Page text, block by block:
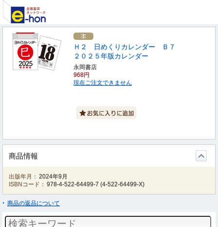
Ｈ２ 日めくりカレンダー Ｂ７
２０２５年版カレンダー
永岡書店
968円
現在ご注文できません
商品情報
出版年月： 2024年9月
ISBNコード： 978-4-522-64499-7 (4-522-64499-X)
商品の返品について